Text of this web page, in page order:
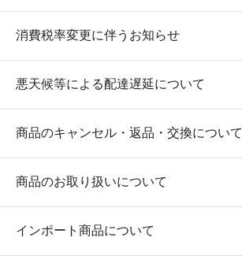
消費税率変更に伴うお知らせ
悪天候等による配達遅延について
商品のキャンセル・返品・交換について
商品のお取り扱いについて
インポート商品について